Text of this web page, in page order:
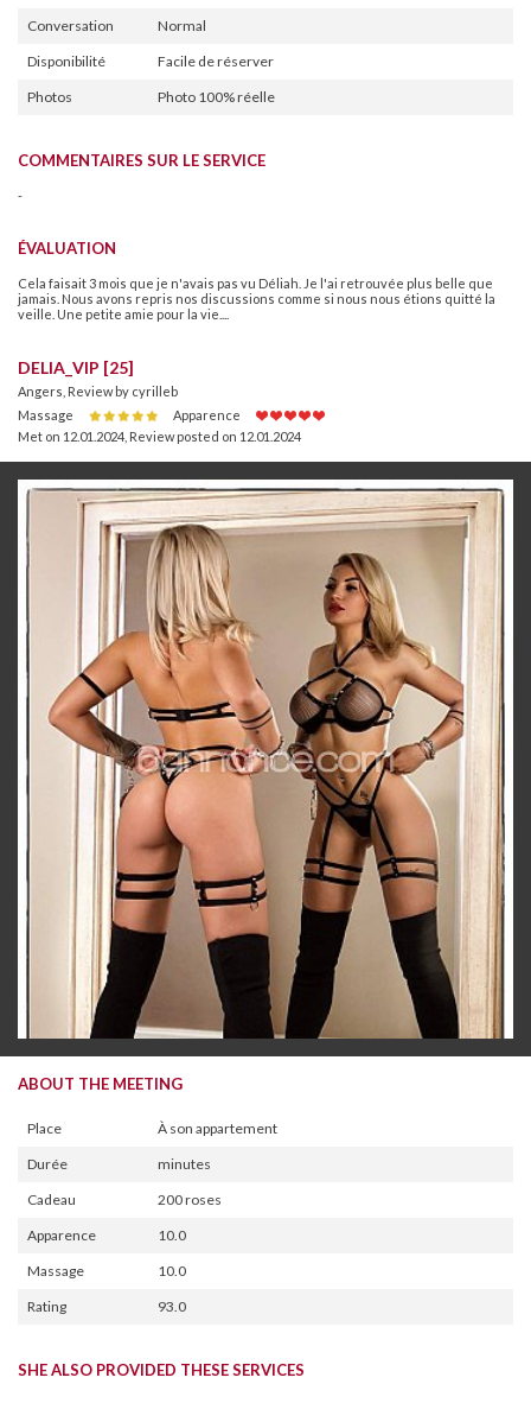
Conversation
Normal
Disponibilité
Facile de réserver
Photos
Photo 100% réelle
COMMENTAIRES SUR LE SERVICE
-
ÉVALUATION
Cela faisait 3 mois que je n'avais pas vu Déliah. Je l'ai retrouvée plus belle que
jamais. Nous avons repris nos discussions comme si nous nous étions quitté la
veille. Une petite amie pour la vie....
DELIA_VIP [25]
Angers, Review by cyrilleb
Massage
Apparence
Met on 12.01.2024 Review posted on 12.01.2024
ABOUT THE MEETING
Place
À son appartement
Durée
minutes
Cadeau
200 roses
Apparence
10.0
Massage
10.0
Rating
93.0
SHE ALSO PROVIDED THESE SERVICES